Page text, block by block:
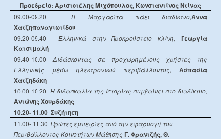
Προεδρείο: Αριστοτέλης Μιχόπουλος, Κωνσταντίνος Ντίνας
09.00-09.20 Η Μαργαρίτα πάει διαδίκτυο,Άννα
Χατζηπαναγιωτίδου
09.20-09.40 Ελληνικά στην Προκρούστειο κλίνη,
Γεωργία
Κατσιμαλή
09.40-10.00 Διδάσκοντας σε προχωρημένους χρήστες της
Ελληνικής μέσω ηλεκτρονικού περιβάλλοντος, Ασπασία
Χατζηδάκη
10.00-10.20 Η διδασκαλία της Ιστορίας συμβαίνει στο διαδίκτυο,
Αντώνης Χουρδάκης
10.20- 11.00 Συζήτηση
11.00- 11.30 Πρώτες εμπειρίες από την εφαρμογή του
Περιβάλλοντος Κοινοτήτων Μάθησης Γ. Φραντζής, Θ.